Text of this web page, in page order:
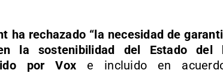
ha rechazado “la necesidad de
la sostenibilidad del Estado del
por Vox e incluido en